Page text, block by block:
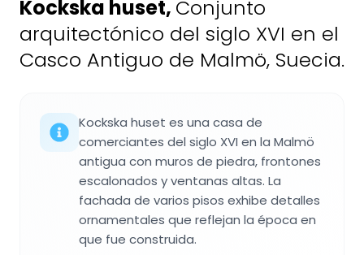
Kockska huset, Conjunto
arquitectónico del siglo XVI en el
Casco Antiguo de Malmö, Suecia.
Kockska huset es una casa de
comerciantes del siglo XVI en la Malmö
antigua con muros de piedra, frontones
escalonados y ventanas altas. La
fachada de varios pisos exhibe detalles
ornamentales que reflejan la época en
que fue construida.